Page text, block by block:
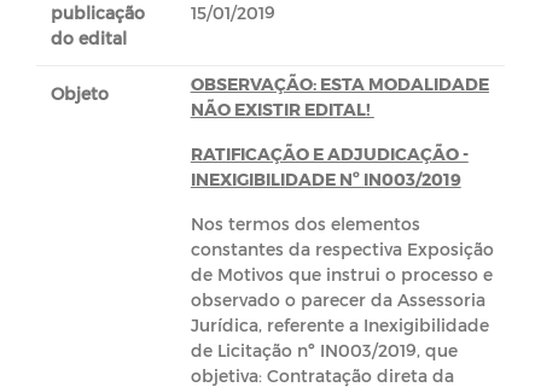
publicação
do edital
15/01/2019
Objeto
OBSERVAÇÃO: ESTA MODALIDADE
NÃO EXISTIR EDITAL!
RATIFICAÇÃO E ADJUDICAÇÃO -
INEXIGIBILIDADE Nº IN003/2019
Nos termos dos elementos
constantes da respectiva Exposição
de Motivos que instrui o processo e
observado o parecer da Assessoria
Jurídica, referente a Inexigibilidade
de Licitação nº IN003/2019, que
objetiva: Contratação direta da